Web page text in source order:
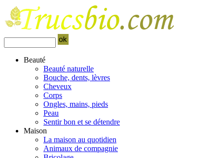
Beauté
Beauté naturelle
Bouche, dents, lèvres
Cheveux
Corps
Ongles, mains, pieds
Peau
Sentir bon et se détendre
Maison
La maison au quotidien
Animaux de compagnie